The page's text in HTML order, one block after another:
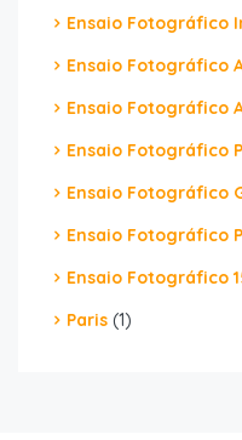
Ensaio Fotográfico
Ensaio Fotográfico
Ensaio Fotográfico
Ensaio Fotográfico
Ensaio Fotográfico
Ensaio Fotográfico
Ensaio Fotográfico
Paris (1)